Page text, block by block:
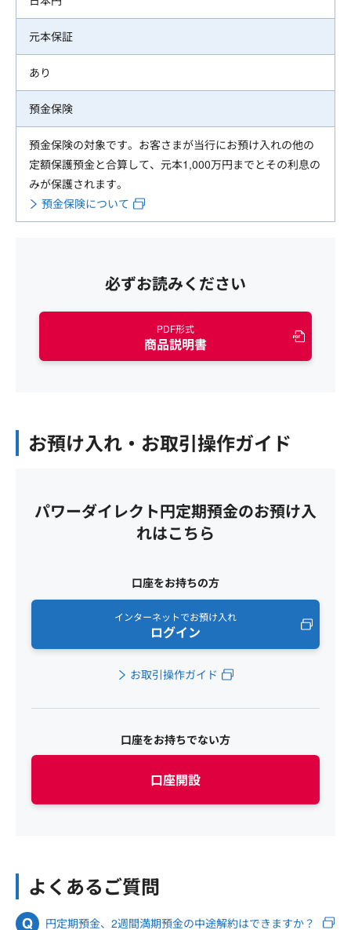
元本保証
あり
預金保険
預金保険の対象です。お客さまが当行にお預け入れの他の
定額保護預金と合算して、元本1,000万円までとその利息の
みが保護されます。
預金保険について
必ずお読みください
PDF形式
商品説明書
お預け入れ・お取引操作ガイド
パワーダイレクト円定期預金のお預け入
れはこちら
口座をお持ちの方
インターネットでお預け入れ
ログイン
お取引操作ガイド
口座をお持ちでない方
口座開設
よくあるご質問
円定期預金、2週間満期預金の中途解約はできますか？